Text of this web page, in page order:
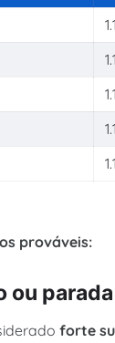
prováveis:
ou
forte